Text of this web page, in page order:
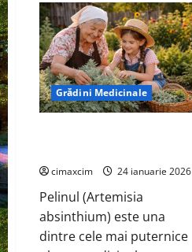
în
grădinile
cu
legume
și
în
solar
Grădini Medicinale
cimaxcim 24 ianuarie 2026
Pelinul (Artemisia
absinthium) este una
dintre cele mai puternice